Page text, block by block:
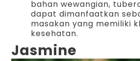
bahan wewangian,
dapat dimanfaatkan
masakan yang memiliki
kesehatan.
Jasmine